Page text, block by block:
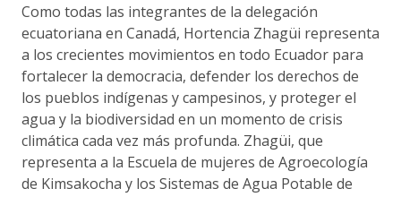
Como todas las integrantes de la delegación
ecuatoriana en Canadá, Hortencia Zhagüi representa
a los crecientes movimientos en todo Ecuador para
fortalecer la democracia, defender los derechos de
los pueblos indígenas y campesinos, y proteger el
agua y la biodiversidad en un momento de crisis
climática cada vez más profunda. Zhagüi, que
representa a la Escuela de mujeres de Agroecología
de Kimsakocha y los Sistemas de Agua Potable de